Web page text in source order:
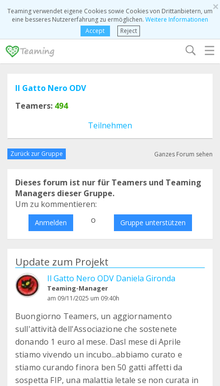
×
Teaming verwendet eigene Cookies sowie Cookies von Drittanbietern, um
eine besseres Nutzererfahrung zu ermöglichen. Weitere Informationen
Accept
Reject
☰
Il Gatto Nero ODV
Teamers: 494
Teilnehmen
Zurück zur Gruppe Ganzes Forum sehen
Dieses forum ist nur für Teamers und Teaming
Managers dieser Gruppe.
Um zu kommentieren:
Anmelden o Gruppe unterstützen
Update zum Projekt
Il Gatto Nero ODV Daniela Gironda
Teaming-Manager
am 09/11/2025 um 09:40h
Buongiorno Teamers, un aggiornamento
sull'attività dell'Associazione che sostenete
donando 1 euro al mese. Dasl mese di Aprile
stiamo vivendo un incubo...abbiamo curato e
stiamo curando finora ben 50 gatti affetti da
sospetta FIP, una malattia letale se non curata in